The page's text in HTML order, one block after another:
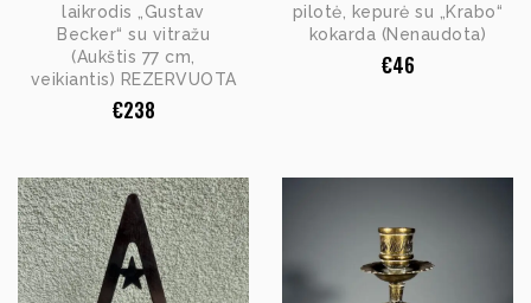
laikrodis „Gustav
Becker“ su vitražu
(Aukštis 77 cm,
veikiantis) REZERVUOTA
€238
pilotė, kepurė su „Krabo“
kokarda (Nenaudota)
€46